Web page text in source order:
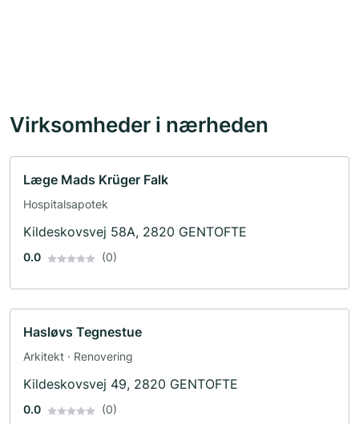
Virksomheder i nærheden
Læge Mads Krüger Falk
Hospitalsapotek
Kildeskovsvej 58A, 2820 GENTOFTE
0.0 (0)
Hasløvs Tegnestue
Arkitekt · Renovering
Kildeskovsvej 49, 2820 GENTOFTE
0.0 (0)